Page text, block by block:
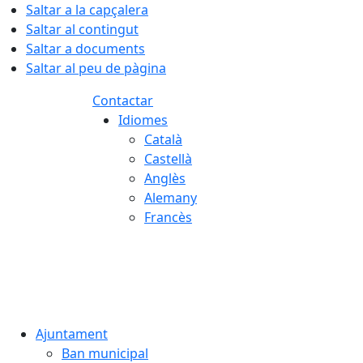
Saltar a la capçalera
Saltar al contingut
Saltar a documents
Saltar al peu de pàgina
Contactar
Idiomes
Català
Castellà
Anglès
Alemany
Francès
Ajuntament
Ban municipal